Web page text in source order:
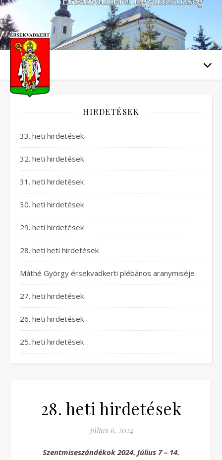
HIRDETÉSEK
33. heti hirdetések
32. heti hirdetések
31. heti hirdetések
30. heti hirdetések
29. heti hirdetések
28. heti heti hirdetések
Máthé György érsekvadkerti plébános aranymiséje
27. heti hirdetések
26. heti hirdetések
25. heti hirdetések
28. heti hirdetések
július 6, 2024
Szentmiseszándékok 2024. Július 7 – 14.